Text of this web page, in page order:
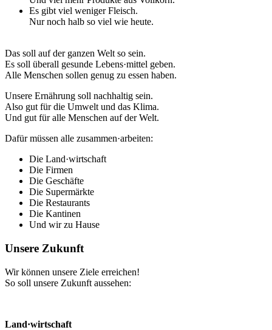
Es gibt viel weniger Fleisch.
Nur noch halb so viel wie heute.
Das soll auf der ganzen Welt so sein.
Es soll überall gesunde Lebens·mittel geben.
Alle Menschen sollen genug zu essen haben.
Unsere Ernährung soll nachhaltig sein.
Also gut für die Umwelt und das Klima.
Und gut für alle Menschen auf der Welt.
Dafür müssen alle zusammen·arbeiten:
Die Land·wirtschaft
Die Firmen
Die Geschäfte
Die Supermärkte
Die Restaurants
Die Kantinen
Und wir zu Hause
Unsere Zukunft
Wir können unsere Ziele erreichen!
So soll unsere Zukunft aussehen:
Land·wirtschaft